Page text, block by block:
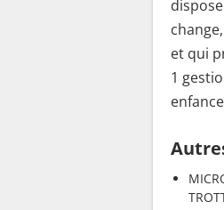
et qui
1
enfance